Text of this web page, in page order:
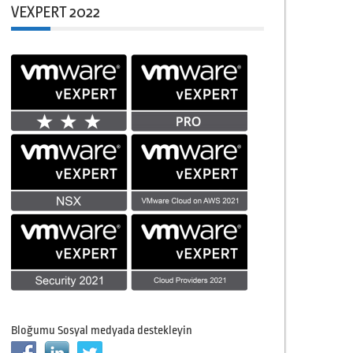
VEXPERT 2022
Bloğumu Sosyal medyada destekleyin